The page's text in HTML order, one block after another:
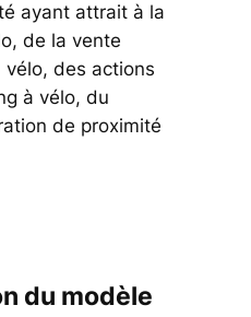
ayant attrait à la
de la vente
des actions
à vélo, du
de proximité
du modèle